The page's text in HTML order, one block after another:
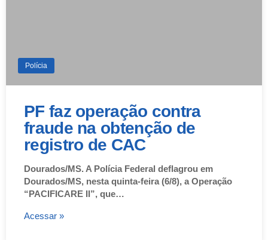
Polícia
PF faz operação contra
fraude na obtenção de
registro de CAC
Dourados/MS. A Polícia Federal deflagrou em
Dourados/MS, nesta quinta-feira (6/8), a Operação
“PACIFICARE II”, que…
Acessar »